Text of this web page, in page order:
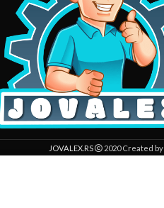
JOVALEX.RS 2020 Created by